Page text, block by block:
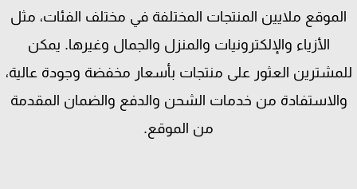
ملايين المنتجات المختلفة في مختلف الفئات، مثل
الأزياء والإلكترونيات والمنزل والجمال وغيرها. يمكن
العثور على منتجات بأسعار مخفضة وجودة عالية،
من خدمات الشحن والدفع والضمان المقدمة
من الموقع.